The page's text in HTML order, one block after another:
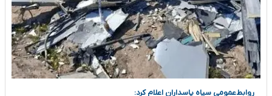
روابط‌عمومی سپاه پاسداران اعلام کرد: